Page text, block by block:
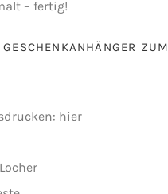
– fertig!
ZUM
hier